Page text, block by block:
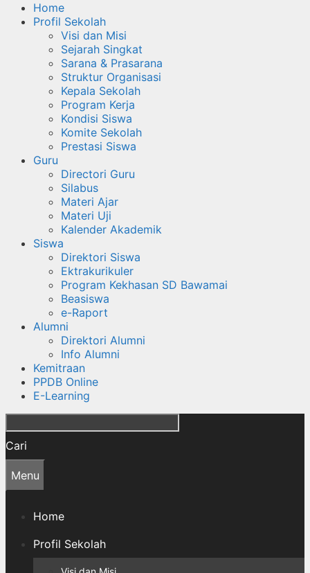
Home
Profil Sekolah
Visi dan Misi
Sejarah Singkat
Sarana & Prasarana
Struktur Organisasi
Kepala Sekolah
Program Kerja
Kondisi Siswa
Komite Sekolah
Prestasi Siswa
Guru
Directori Guru
Silabus
Materi Ajar
Materi Uji
Kalender Akademik
Siswa
Direktori Siswa
Ektrakurikuler
Program Kekhasan SD Bawamai
Beasiswa
e-Raport
Alumni
Direktori Alumni
Info Alumni
Kemitraan
PPDB Online
E-Learning
Cari
Menu
Home
Profil Sekolah